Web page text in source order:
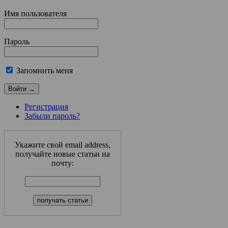
Имя пользователя
Пароль
Запомнить меня
Регистрация
Забыли пароль?
Укажите свой email address,
получайте новые статьи на
почту: